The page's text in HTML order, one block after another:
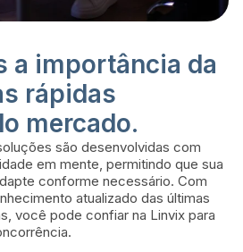
a importância da
rápidas
mercado.
são desenvolvidas com
em mente, permitindo que sua
conforme necessário. Com
atualizado das últimas
você pode confiar na Linvix para